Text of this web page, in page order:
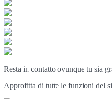
Resta in contatto ovunque tu sia
Approfitta di tutte le funzioni del